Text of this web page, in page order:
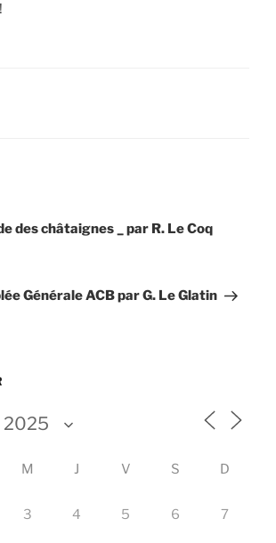
des châtaignes _ par R. Le Coq
Générale ACB par G. Le Glatin
M J V S D
3 4 5 6 7